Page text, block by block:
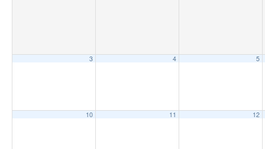
3 4 5
10 11 12